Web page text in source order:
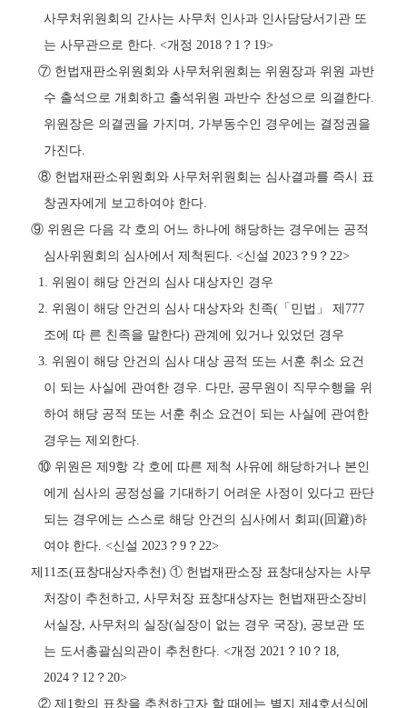
사무처위원회의 간사는 사무처 인사과 인사담당서기관 또
는 사무관으로 한다. <개정 2018？ 1 ？ 19>
⑦ 헌법재판소위원회와 사무처위원회는 위원장과 위원 과반
수 출석으로 개회하고 출석위원 과반수 찬성으로 의결한다.
위원장은 의결권을 가지며 , 가부동수인 경우에는 결정권을
가진다.
⑧ 헌법재판소위원회와 사무처위원회는 심사결과를 즉시 표
창권자에게 보고하여야 한다.
⑨ 위원은 다음 각 호의 어느 하나에 해당하는 경우에는 공적
심사위원회의 심사에서 제척된다. <신설 2023？ 9？ 22>
1. 위원이 해당 안건의 심사 대상자인 경우
2. 위원이 해당 안건의 심사 대상자와 친족( 「 민법 」제 777
조에 따 른 친족을 말한다) 관계에 있거나 있었던 경우
3. 위원이 해당 안건의 심사 대상 공적 또는 서훈 취소 요건
이 되는 사실에 관여한 경우. 다만, 공무원이 직무수행을 위
하여 해당 공적 또는 서훈 취소 요건이 되는 사실에 관여한
경우는 제외한다.
⑩ 위원은 제9항 각 호에 따른 제척 사유에 해당하거나 본인
에게 심사의 공정성을 기대하기 어려운 사정이 있다고 판단
되는 경우에는 스스로 해당 안건의 심사에서 회피 (回避)하
여야 한다. <신설 2023？ 9？ 22>
제 11조(표창대상자추천) ① 헌법재판소장 표창대상자는 사무
처장이 추천하고, 사무처장 표창대상자는 헌법재판소장비
서실장, 사무처의 실장(실장이 없는 경우 국장), 공보관 또
는 도서총괄심의관이 추천한다. <개정 2021 ？ 10？ 18,
2024？ 12？ 20>
②제 1항의 표창을 추천하고자 할 때에는 별지 제4호서식에